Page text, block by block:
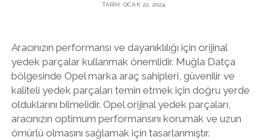
TARIH: OCAK 22, 2024
Aracınızın performansı ve dayanıklılığı için orijinal
yedek parçalar kullanmak önemlidir. Muğla Datça
bölgesinde Opel marka araç sahipleri, güvenilir ve
kaliteli yedek parçaları temin etmek için doğru yerde
olduklarını bilmelidir. Opel orijinal yedek parçaları,
aracınızın optimum performansını korumak ve uzun
ömürlü olmasını sağlamak için tasarlanmıştır.